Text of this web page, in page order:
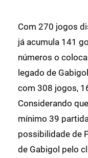
Com 270 jogos
já acumula 141
números o
legado de
com 308 jogos,
Considerando
mínimo 39
possibilidade de
de Gabigol pelo